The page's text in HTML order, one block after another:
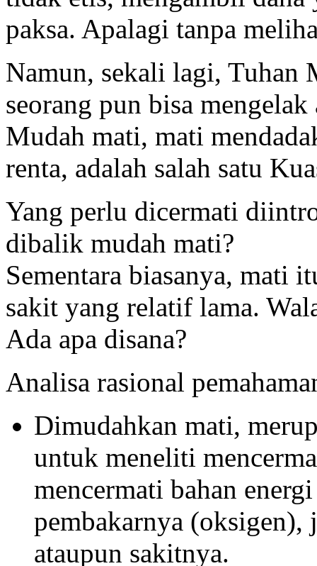
paksa. Apalagi tanpa
Namun, sekali lagi, Tuhan
seorang pun bisa
Mudah mati, mati
renta, adalah salah satu
Yang perlu dicermati
dibalik mudah mati?
Sementara biasanya, mati
sakit yang relatif lama.
Ada apa disana?
Analisa rasional
Dimudahkan mati,
untuk meneliti
mencermati bahan
pembakarnya (oksigen),
ataupun sakitnya.